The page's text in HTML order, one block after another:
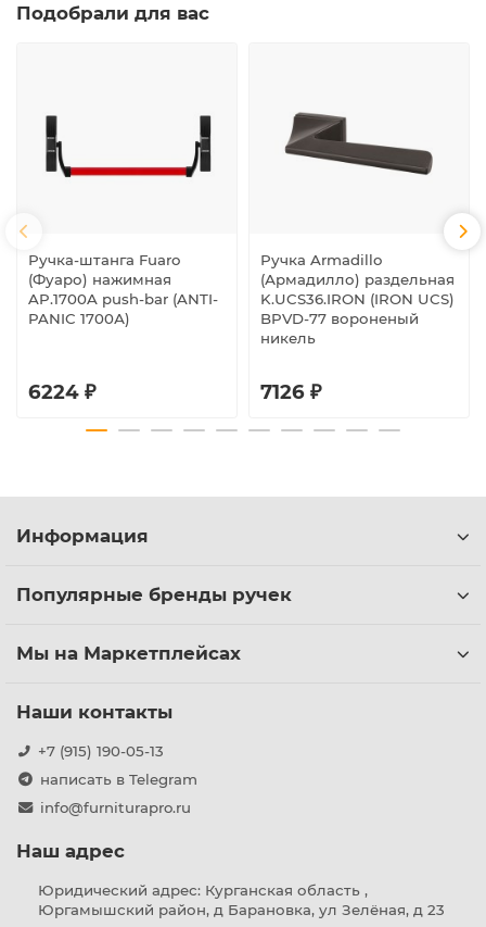
Подобрали для вас
Ручка-штанга Fuaro
(Фуаро) нажимная
AP.1700A push-bar (ANTI-
PANIC 1700А)
6224 ₽
Ручка Armadillo
(Армадилло) раздельная
K.UCS36.IRON (IRON UCS)
BPVD-77 вороненый
никель
7126 ₽
Информация
Популярные бренды ручек
Мы на Маркетплейсах
Наши контакты
+7 (915) 190-05-13
написать в Telegram
info@furniturapro.ru
Наш адрес
Юридический адрес: Курганская область ,
Юргамышский район, д Барановка, ул Зелёная, д 23